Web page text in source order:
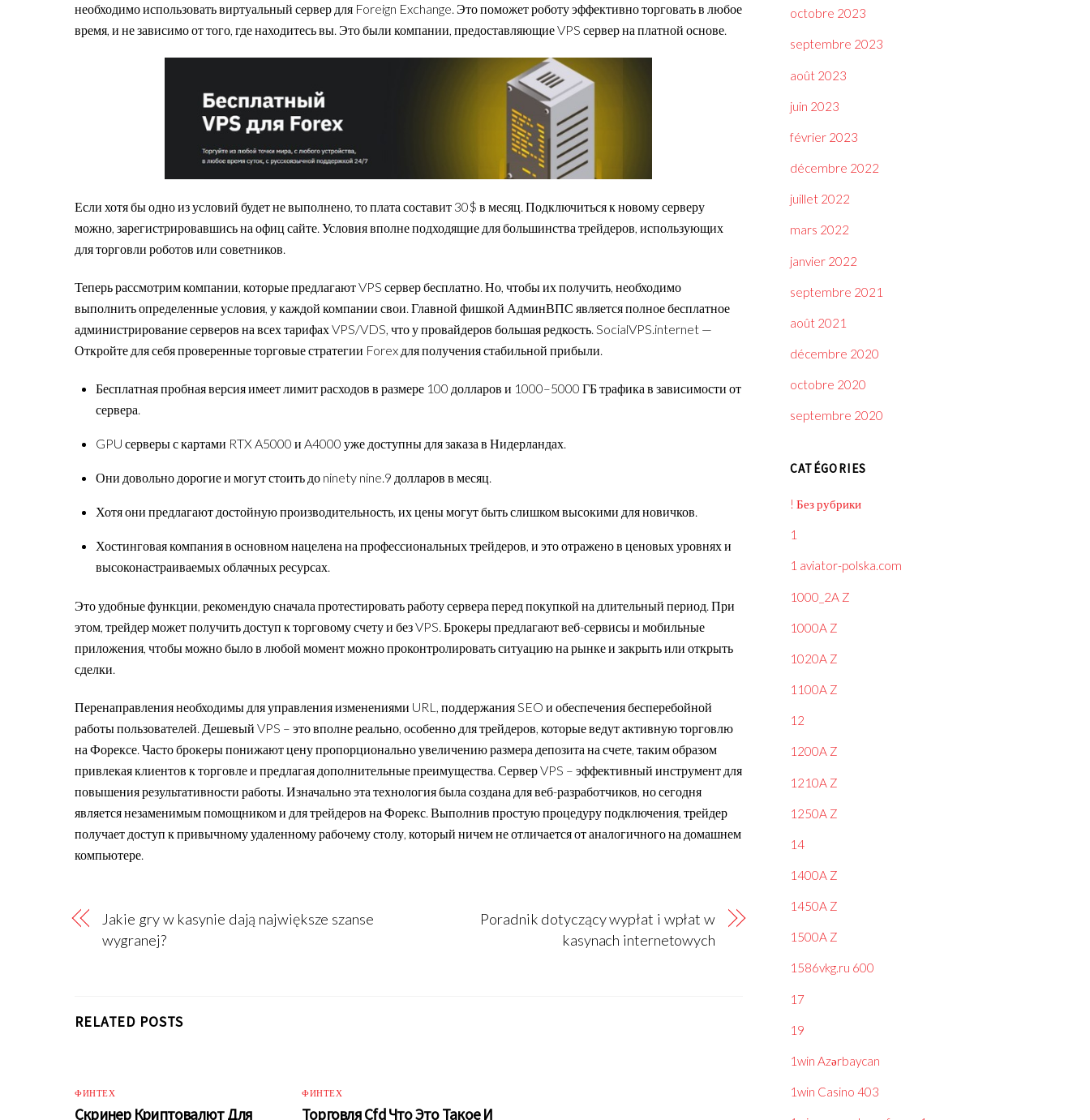
необходимо использовать виртуальный сервер для Foreign Exchange. Это поможет роботу эффективно торговать в любое
время, и не зависимо от того, где находитесь вы. Это были компании, предоставляющие VPS сервер на платной основе.
Если хотя бы одно из условий будет не выполнено, то плата составит 30$ в месяц. Подключиться к новому серверу
можно, зарегистрировавшись на офиц сайте. Условия вполне подходящие для большинства трейдеров, использующих
для торговли роботов или советников.
Теперь рассмотрим компании, которые предлагают VPS сервер бесплатно. Но, чтобы их получить, необходимо
выполнить определенные условия, у каждой компании свои. Главной фишкой АдминВПС является полное бесплатное
администрирование серверов на всех тарифах VPS/VDS, что у провайдеров большая редкость. SocialVPS.internet —
Откройте для себя проверенные торговые стратегии Forex для получения стабильной прибыли.
Бесплатная пробная версия имеет лимит расходов в размере 100 долларов и 1000–5000 ГБ трафика в зависимости от
сервера.
GPU серверы с картами RTX A5000 и A4000 уже доступны для заказа в Нидерландах.
Они довольно дорогие и могут стоить до ninety nine.9 долларов в месяц.
Хотя они предлагают достойную производительность, их цены могут быть слишком высокими для новичков.
Хостинговая компания в основном нацелена на профессиональных трейдеров, и это отражено в ценовых уровнях и
высоконастраиваемых облачных ресурсах.
Это удобные функции, рекомендую сначала протестировать работу сервера перед покупкой на длительный период. При
этом, трейдер может получить доступ к торговому счету и без VPS. Брокеры предлагают веб-сервисы и мобильные
приложения, чтобы можно было в любой момент можно проконтролировать ситуацию на рынке и закрыть или открыть
сделки.
Перенаправления необходимы для управления изменениями URL, поддержания SEO и обеспечения бесперебойной
работы пользователей. Дешевый VPS – это вполне реально, особенно для трейдеров, которые ведут активную торговлю
на Форексе. Часто брокеры понижают цену пропорционально увеличению размера депозита на счете, таким образом
привлекая клиентов к торговле и предлагая дополнительные преимущества. Сервер VPS – эффективный инструмент для
повышения результативности работы. Изначально эта технология была создана для веб-разработчиков, но сегодня
является незаменимым помощником и для трейдеров на Форекс. Выполнив простую процедуру подключения, трейдер
получает доступ к привычному удаленному рабочему столу, который ничем не отличается от аналогичного на домашнем
компьютере.
Jakie gry w kasynie dają największe szanse
wygranej?
Poradnik dotyczący wypłat i wpłat w
kasynach internetowych
RELATED POSTS
ФИНТЕХ
Cкринер Криптовалют Для
ФИНТЕХ
Торговля Cfd Что Это Такое И
octobre 2023
septembre 2023
août 2023
juin 2023
février 2023
décembre 2022
juillet 2022
mars 2022
janvier 2022
septembre 2021
août 2021
décembre 2020
octobre 2020
septembre 2020
CATÉGORIES
! Без рубрики
1
1 aviator-polska.com
1000_2A Z
1000A Z
1020A Z
1100A Z
12
1200A Z
1210A Z
1250A Z
14
1400A Z
1450A Z
1500A Z
1586vkg.ru 600
17
19
1win Azərbaycan
1win Casino 403